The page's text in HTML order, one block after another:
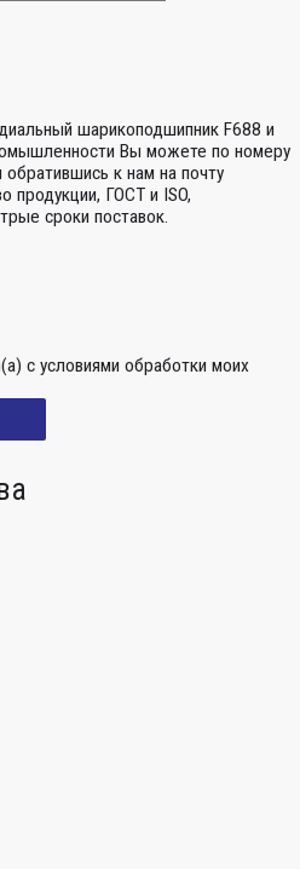
шарикоподшипник F688 и
Вы можете по номеру
обратившись к нам на почту
продукции, ГОСТ и ISO,
сроки поставок.
с условиями обработки моих